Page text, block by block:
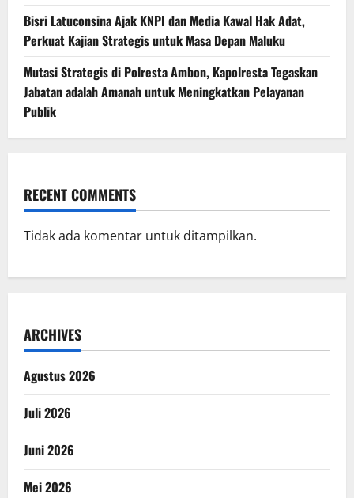
Bisri Latuconsina Ajak KNPI dan Media Kawal Hak Adat,
Perkuat Kajian Strategis untuk Masa Depan Maluku
Mutasi Strategis di Polresta Ambon, Kapolresta Tegaskan
Jabatan adalah Amanah untuk Meningkatkan Pelayanan
Publik
RECENT COMMENTS
Tidak ada komentar untuk ditampilkan.
ARCHIVES
Agustus 2026
Juli 2026
Juni 2026
Mei 2026